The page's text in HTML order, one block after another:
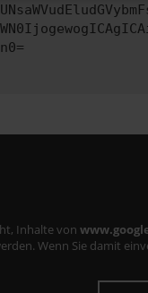
Inhalte von
Wenn Sie damit